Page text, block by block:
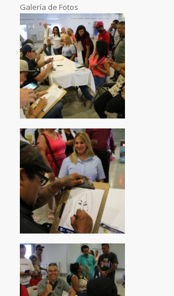
Galería de Fotos